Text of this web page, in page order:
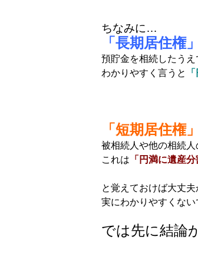
ちなみに…
「長期居住権」
預貯金を相続したう
わかりやすく言うと
「短期居住権」
被相続人や他の相続
これは 「円満に遺産
と覚えておけば大丈夫
実にわかりやすくない
では先に結論